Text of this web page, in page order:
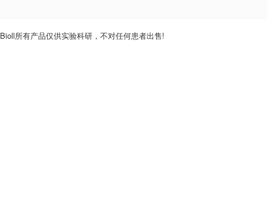
Bioll所有产品仅供实验科研，不对任何患者出售!